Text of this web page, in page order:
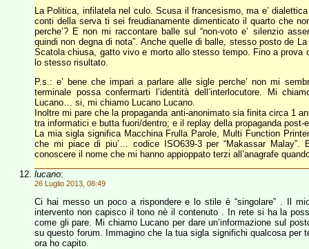
La Politica, infilatela nel culo. Scusa il francesismo, ma e’
conti della serva ti sei freudianamente dimenticato il quarto che
perche’? E non mi raccontare balle sul “non-voto e’ silenzio
quindi non degna di nota”. Anche quelle di balle, stesso posto de
Scatola chiusa, gatto vivo e morto allo stesso tempo. Fino a prova
lo stesso risultato.
P.s.: e’ bene che impari a parlare alle sigle perche’ non mi
terminale possa confermarti l’identità dell’interlocutore. Mi
Lucano… si, mi chiamo Lucano Lucano.
Inoltre mi pare che la propaganda anti-anonimato sia finita circa 1
tra informatici e butta fuori/dentro; e il replay della propaganda
La mia sigla significa Macchina Frulla Parole, Multi Function
che mi piace di piu’… codice ISO639-3 per “Makassar
conoscere il nome che mi hanno appioppato terzi all’anagrafe
lucano:
26 Luglio 2013, 08:49
Ci hai messo un poco a rispondere e lo stile è “singolare” . Il
intervento non capisco il tono nè il contenuto . In rete si ha la
come gli pare. Mi chiamo Lucano per dare un’informazione sul
su questo forum. Immagino che la tua sigla significhi qualcosa
ora ho capito.